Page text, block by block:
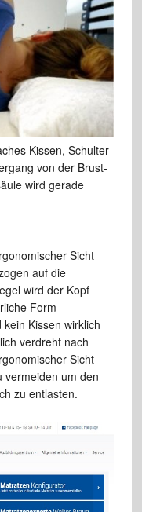
Kissen, Schulter
von der Brust-
wird gerade
Sicht
auf die
wird der Kopf
Form
Kissen wirklich
verdreht nach
Sicht
vermeiden um den
zu entlasten.